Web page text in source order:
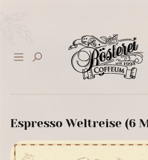
Espresso Weltreise (6